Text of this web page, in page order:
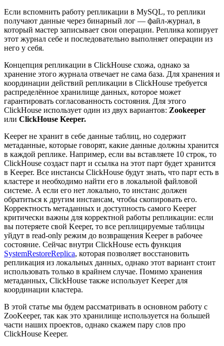
Если вспомнить работу репликации в MySQL, то реплики
получают данные через бинарный лог — файл-журнал, в
который мастер записывает свои операции. Реплика копирует
этот журнал себе и последовательно выполняет операции из
него у себя.
Концепция репликации в ClickHouse схожа, однако за
хранение этого журнала отвечает не сама база. Для хранения и
координации действий репликации в ClickHouse требуется
распределённое хранилище данных, которое может
гарантировать согласованность состояния. Для этого
ClickHouse использует один из двух вариантов: Zookeeper
или ClickHouse Keeper.
Keeper не хранит в себе данные таблиц, но содержит
метаданные, которые говорят, какие данные должны хранится
в каждой реплике. Например, если вы вставляете 10 строк, то
ClickHouse создаст парт и ссылка на этот парт будет хранится
в Keeper. Все инстансы ClickHouse будут знать, что парт есть в
кластере и необходимо найти его в локальной файловой
системе. А если его нет локально, то инстанс должен
обратиться к другим инстансам, чтобы скопировать его.
Корректность метаданных и доступность самого Keeper
критически важны для корректной работы репликации: если
вы потеряете свой Keeper, то все реплицируемые таблицы
уйдут в read-only режим до возвращения Keeper в рабочее
состояние. Сейчас внутри ClickHouse есть функция
SystemRestoreReplica, которая позволяет восстановить
репликация из локальных данных, однако этот вариант стоит
использовать только в крайнем случае. Помимо хранения
метаданных, ClickHouse также использует Keeper для
координации кластера.
В этой статье мы будем рассматривать в основном работу с
ZooKeeper, так как это хранилище используется на большей
части наших проектов, однако скажем пару слов про
ClickHouse Keeper.